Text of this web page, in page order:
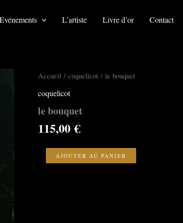
Evénements L’artiste Livre d’or Contact
Accueil / coquelicot / le bouquet
coquelicot
le bouquet
115,00€
AJOUTER AU PANIER